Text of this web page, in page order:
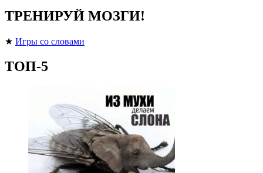
ТРЕНИРУЙ МОЗГИ!
★ Игры со словами
ТОП-5